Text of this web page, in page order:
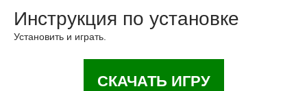
Инструкция по установке
Установить и играть.
СКАЧАТЬ ИГРУ